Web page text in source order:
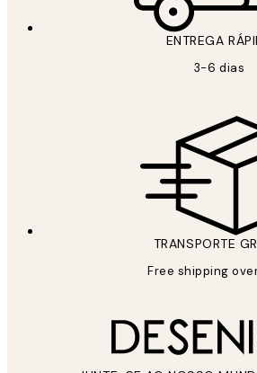
ENTREGA
3-6 dias
TRANSPORTE
Free shipping